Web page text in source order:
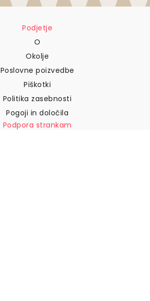
Podjetje
O
Okolje
Poslovne poizvedbe
Piškotki
Politika zasebnosti
Pogoji in določila
Podpora strankam